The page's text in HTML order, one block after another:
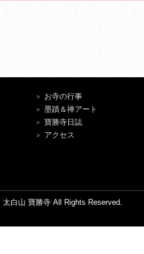
お寺の行事
墨蹟＆禅アート
寶勝寺日誌
アクセス
白山 寶勝寺 All Rights Reserved.